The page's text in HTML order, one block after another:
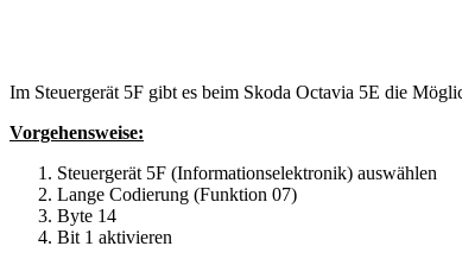
Im Steuergerät 5F gibt es beim Skoda Octavia 5E die
Vorgehensweise:
Steuergerät 5F (Informationselektronik) auswählen
Lange Codierung (Funktion 07)
Byte 14
Bit 1 aktivieren